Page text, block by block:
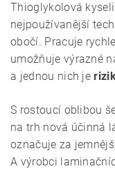
Thioglykolová
nejpoužívanější
obočí. Pracuje
umožňuje výrazné
a jednou nich je
S rostoucí oblibou
na trh nová účinná
označuje za
A výrobci